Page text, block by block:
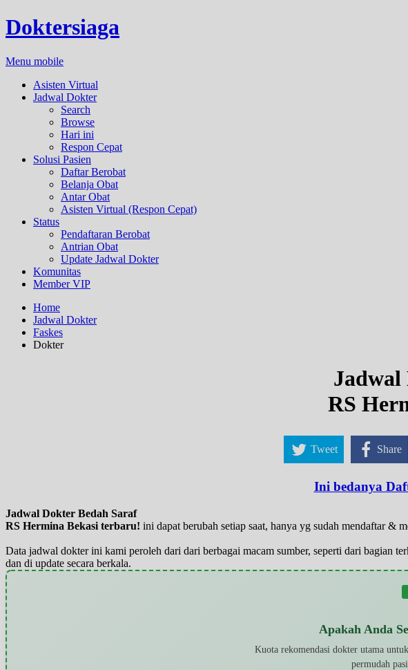
Doktersiaga
Menu mobile
Asisten Virtual
Jadwal Dokter
Search
Browse
Hari ini
Respon Cepat
Solusi Pasien
Daftar Berobat
Belanja Obat
Antar Obat
Asisten Virtual (Respon Cepat)
Status
Pendaftaran Berobat
Antrian Obat
Update Jadwal Dokter
Komunitas
Member VIP
Home
Jadwal Dokter
Faskes
Dokter
Jadwal
RS
Tweet Share
Ini bedanya
Jadwal Dokter Bedah Saraf
RS Hermina Bekasi terbaru! ini dapat berubah setiap saat, hanya yg sudah mendaftar &
Data jadwal dokter ini kami peroleh dari dari berbagai macam sumber, seperti dari bagian
dan di update secara berkala.
Apakah Anda
Kuota rekomendasi dokter utama
permudah